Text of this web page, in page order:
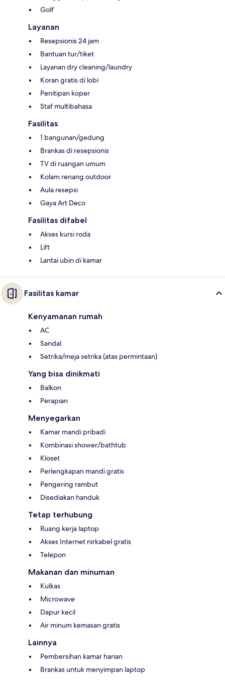
Golf
Layanan
Resepsionis 24 jam
Bantuan tur/tiket
Layanan dry cleaning/laundry
Koran gratis di lobi
Penitipan koper
Staf multibahasa
Fasilitas
1 bangunan/gedung
Brankas di resepsionis
TV di ruangan umum
Kolam renang outdoor
Aula resepsi
Gaya Art Deco
Fasilitas difabel
Akses kursi roda
Lift
Lantai ubin di kamar
Fasilitas kamar
Kenyamanan rumah
AC
Sandal
Setrika/meja setrika (atas permintaan)
Yang bisa dinikmati
Balkon
Perapian
Menyegarkan
Kamar mandi pribadi
Kombinasi shower/bathtub
Kloset
Perlengkapan mandi gratis
Pengering rambut
Disediakan handuk
Tetap terhubung
Ruang kerja laptop
Akses Internet nirkabel gratis
Telepon
Makanan dan minuman
Kulkas
Microwave
Dapur kecil
Air minum kemasan gratis
Lainnya
Pembersihan kamar harian
Brankas untuk menyimpan laptop